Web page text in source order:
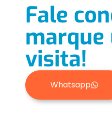
Fale
marque
visita!
Whatsapp